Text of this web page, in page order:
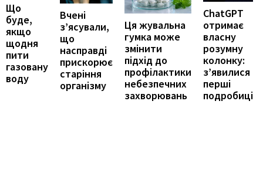
Що
буде,
якщо
щодня
пити
газовану
воду
Вчені
з’ясували,
що
насправді
прискорює
старіння
організму
Ця жувальна
гумка може
змінити
підхід до
профілактики
небезпечних
захворювань
ChatGPT
отримає
власну
розумну
колонку:
з’явилися
перші
подробиці